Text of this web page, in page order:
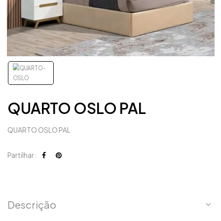
QUARTO OSLO PAL
QUARTO OSLO PAL
Partilhar :
Descrição